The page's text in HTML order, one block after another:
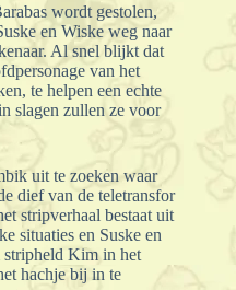
wordt gestolen,
en Wiske weg naar
Al snel blijkt dat
van het
te helpen een echte
slagen zullen ze voor
uit te zoeken waar
dief van de teletransfor
stripverhaal bestaat uit
situaties en Suske en
stripheld Kim in het
hachje bij in te